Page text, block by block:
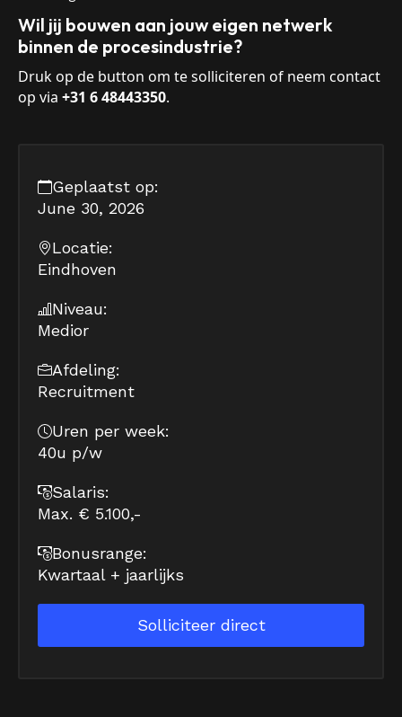
Wil jij bouwen aan jouw eigen netwerk
binnen de procesindustrie?
Druk op de button om te solliciteren of neem contact
op via +31 6 48443350.
Geplaatst op:
June 30, 2026
Locatie:
Eindhoven
Niveau:
Medior
Afdeling:
Recruitment
Uren per week:
40u p/w
Salaris:
Max. € 5.100,-
Bonusrange:
Kwartaal + jaarlijks
Solliciteer direct